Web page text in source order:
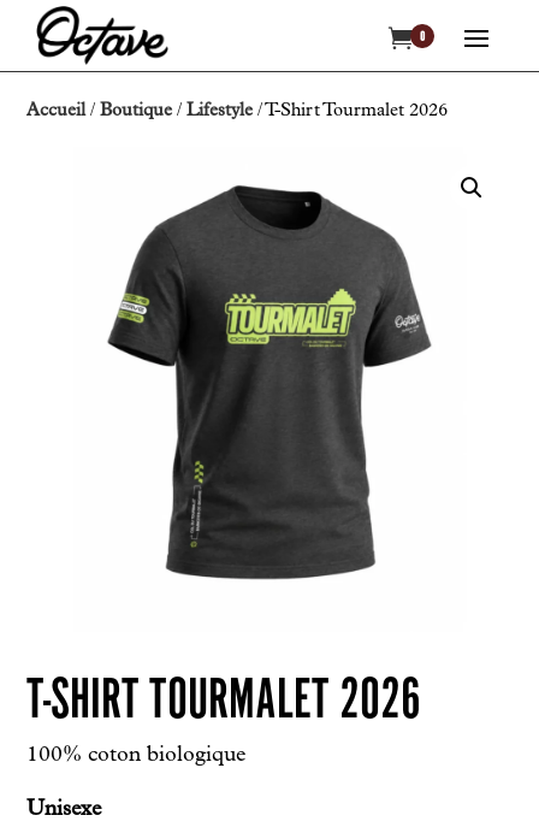
 0
Accueil/Boutique /Lifestyle / T-Shirt Tourmalet 2026
T-SHIRT TOURMALET 2026
100% coton biologique
Unisexe